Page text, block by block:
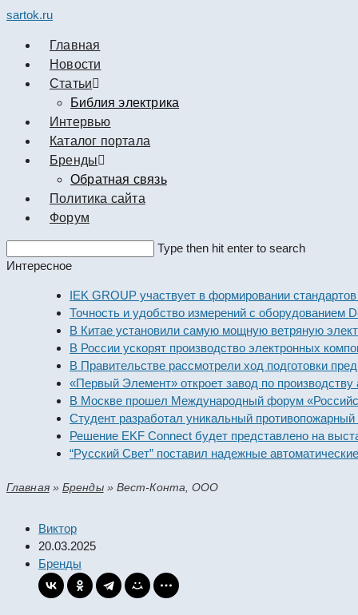
sartok.ru
Главная
Новости
Cтатьи
Библия электрика
Интервью
Каталог портала
Бренды
Обратная связь
Политика сайта
Форум
this
Type then hit enter to search
Интересное
IEK GROUP участвует в формировании стандартов
Точность и удобство измерений с оборудованием Dekraft
В Китае установили самую мощную ветряную
В России ускорят производство электронных
В Правительстве рассмотрели ход подготовки
«Первый Элемент» откроет завод по производству
В Москве прошел Международный форум «Российская
Студент разработал уникальный противопожарный
Решение EKF Connect будет представлено на
“Русский Свет” поставил надежные автоматические
Главная»Бренды» Вест-Конта, ООО
Виктор
20.03.2025
Бренды